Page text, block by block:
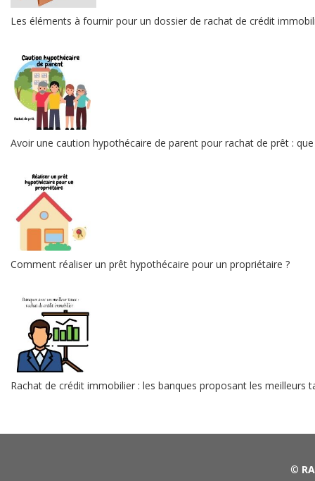
Les éléments à fournir pour un dossier de rachat de crédit
Avoir une caution hypothécaire de parent pour rachat de prêt :
Comment réaliser un prêt hypothécaire pour un propriétaire ?
Rachat de crédit immobilier : les banques proposant les meilleurs
©